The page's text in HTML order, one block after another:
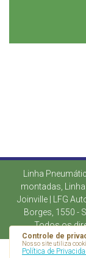
Linha
montadas,
Joinville | LFG
Borges, 1550 -
Todos os
Controle de
Nosso site utiliza
Política de